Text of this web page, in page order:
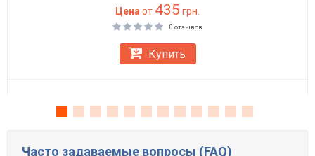
Цена от 435 грн.
0 отзывов
Купить
Часто задаваемые вопросы (FAQ)